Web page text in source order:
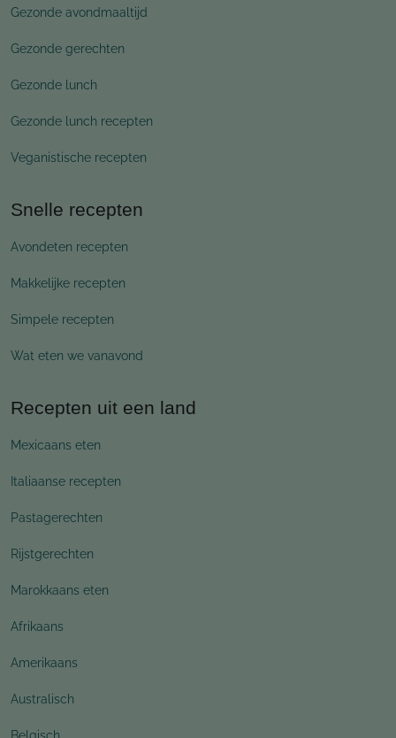
Gezonde avondmaaltijd
Gezonde gerechten
Gezonde lunch
Gezonde lunch recepten
Veganistische recepten
Snelle recepten
Avondeten recepten
Makkelijke recepten
Simpele recepten
Wat eten we vanavond
Recepten uit een land
Mexicaans eten
Italiaanse recepten
Pastagerechten
Rijstgerechten
Marokkaans eten
Afrikaans
Amerikaans
Australisch
Belgisch